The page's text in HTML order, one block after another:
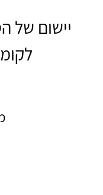
יישום של